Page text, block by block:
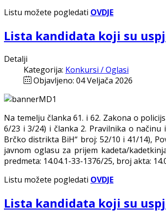
Listu možete pogledati OVDJE
Lista kandidata koji su
Detalji
Kategorija: Konkursi / Oglasi
Objavljeno: 04 Veljača 2026
Na temelju članka 61. i 62. Zakona o
6/23 i 3/24) i članka 2. Pravilnika o
Brčko distrikta BiH“ broj: 52/10 i 41/14),
javnom oglasu za prijem kadeta/
predmeta: 14.04.1-33-1376/25, broj akta:
Listu možete pogledati OVDJE
Lista kandidata koji su